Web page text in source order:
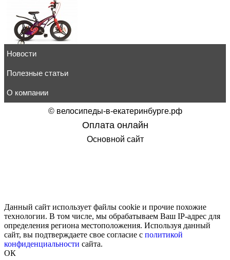
Детский велосипед Stels Galaxy Pro 16" V010 красный
товар в корзину
Детский велосипед Stels Arrow 16" V020 черный
Детский велосипед Stels Wind 16" Z020 розовый
14 760 руб.
товар в корзину
Новости
Полезные статьи
О компании
© велосипеды-в-екатеринбурге.рф
Оплата онлайн
Основной сайт
Данный сайт использует файлы cookie и прочие похожие
технологии. В том числе, мы обрабатываем Ваш IP-адрес для
определения региона местоположения. Используя данный
сайт, вы подтверждаете свое согласие с политикой
конфиденциальности сайта.
ОК